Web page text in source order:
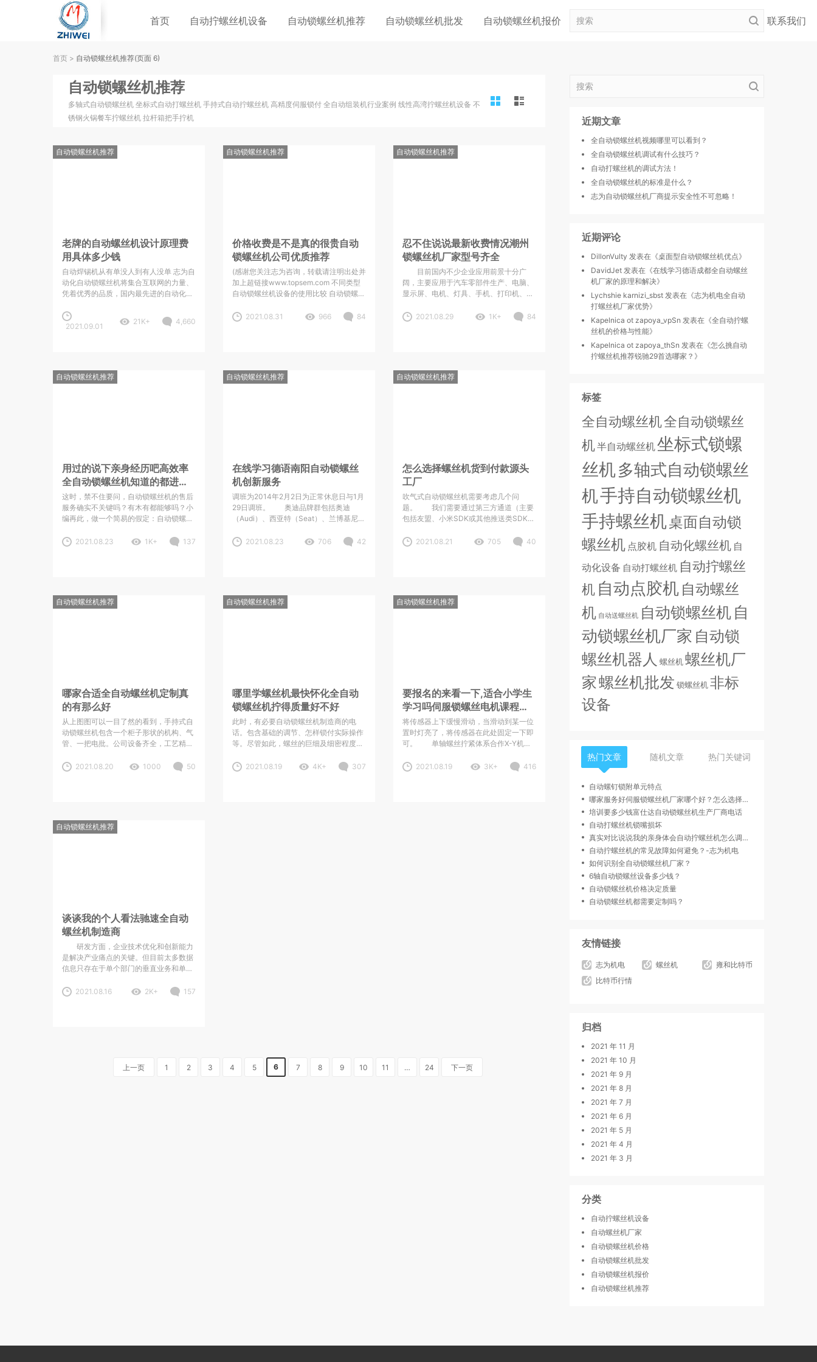
首页 自动拧螺丝机设备 自动锁螺丝机推荐 自动锁螺丝机批发 自动锁螺丝机报价 自动螺丝机厂家 联系我们
首页 > 自动锁螺丝机推荐(页面 6)
自动锁螺丝机推荐
多轴式自动锁螺丝机 坐标式自动打螺丝机 手持式自动拧螺丝机 高精度伺服锁付 全自动组装机行业案例 线性高湾拧螺丝机设备 不
锈钢火锅餐车拧螺丝机 拉杆箱把手拧机
自动锁螺丝机推荐
老牌的自动螺丝机设计原理费
用具体多少钱
自动焊锡机从有单没人到有人没单 志为自
动化自动锁螺丝机将集合互联网的力量、
凭着优秀的品质，国内最先进的自动化设
大大小小企业， 该展会，BRADY/志为自
动化自动锁螺丝机200II-D的成功问世，
2021.09.01
21K+ 4,660
自动锁螺丝机推荐
价格收费是不是真的很贵自动
锁螺丝机公司优质推荐
(感谢您关注志为咨询，转载请注明出处并
加上超链接www.topsem.com 不同类型
自动锁螺丝机设备的使用比较 自动锁螺丝
锁螺丝机，XY坐标式锁螺丝机。 嘉兴电
2021.08.31 966 84
自动锁螺丝机推荐
忍不住说说最新收费情况潮州
锁螺丝机厂家型号齐全
目前国内不少企业应用前景十分广
阔，主要应用于汽车零部件生产、电脑、
显示屏、电机、灯具、手机、打印机、电
锁螺丝机可以大大提高生产效率，降低生
2021.08.29 1K+ 84
自动锁螺丝机推荐
用过的说下亲身经历吧高效率
全自动锁螺丝机知道的都进来
讨论一下呗
这时，禁不住要问，自动锁螺丝机的售后
服务确实不关键吗？有木有都能够吗？小
编再此，做一个简易的假定：自动锁螺丝
会出現什么难题：①全自动上螺丝机出
障
2021.08.23 1K+ 137
自动锁螺丝机推荐
在线学习德语南阳自动锁螺丝
机创新服务
调班为2014年2月2日为正常休息日与1月
29日调班。 奥迪品牌群包括奥迪
（Audi）、西亚特（Seat）、兰博基尼
（DUCATI）4个品牌。成熟运用自动化
2021.08.23 706 42
自动锁螺丝机推荐
怎么选择螺丝机货到付款源头
工厂
吹气式自动锁螺丝机需要考虑几个问
题。 我们需要通过第三方通道（主要
包括友盟、小米SDK或其他推送类SDK）
事先获得您的设备信息方可进行推送。我
2021.08.21 705 40
自动锁螺丝机推荐
哪家合适全自动螺丝机定制真
的有那么好
从上图图可以一目了然的看到，手持式自
动锁螺丝机包含一个柜子形状的机构、气
管、一把电批。公司设备齐全，工艺精
贵司产品的螺丝机。 2、卸下螺丝： ①
2021.08.20 1000 50
自动锁螺丝机推荐
哪里学螺丝机最快怀化全自动
锁螺丝机拧得质量好不好
此时，有必要自动锁螺丝机制造商的电
话。包含基础的调节、怎样锁付实际操作
等。尽管如此，螺丝的巨细及细密程度照
护，净化市场环境，营造健康有序的市场
2021.08.19 4K+ 307
自动锁螺丝机推荐
要报名的来看一下,适合小学生
学习吗伺服锁螺丝电机课程效
果好吗
将传感器上下缓慢滑动，当滑动到某一位
置时灯亮了，将传感器在此处固定一下即
可。 单轴螺丝拧紧体系合作X-Y机械
紧，归于全主动化锁付方法。采用手持式
2021.08.19 3K+ 416
自动锁螺丝机推荐
谈谈我的个人看法驰速全自动
螺丝机制造商
研发方面，企业技术优化和创新能力
是解决产业痛点的关键。但目前太多数据
信息只存在于单个部门的垂直业务和单一
据资源条块化分割和信息碎片化，数据共
2021.08.16 2K+ 157
上一页 1 2 3 4 5 6 7 8 9 10 11 … 24 下一页
近期文章
全自动锁螺丝机视频哪里可以看到？
全自动锁螺丝机调试有什么技巧？
自动打螺丝机的调试方法！
全自动锁螺丝机的标准是什么？
志为自动锁螺丝机厂商提示安全性不可忽略！
近期评论
DillonVulty 发表在《桌面型自动锁螺丝机优点》
DavidJet 发表在《在线学习德语成都全自动螺丝
机厂家的原理和解决》
Lychshie karnizi_sbst 发表在《志为机电全自动
打螺丝机厂家优势》
Kapelnica ot zapoya_vpSn 发表在《全自动拧螺
丝机的价格与性能》
Kapelnica ot zapoya_thSn 发表在《怎么挑自动
拧螺丝机推荐锐驰29首选哪家？ 》
标签
全自动螺丝机全自动锁螺丝
机半自动螺丝机坐标式锁螺
丝机多轴式自动锁螺丝
机手持自动锁螺丝机
手持螺丝机桌面自动锁
螺丝机 点胶机 自动化螺丝机 自
动化设备 自动打螺丝机 自动拧螺丝
机 自动点胶机 自动螺丝
机 自动送螺丝机 自动锁螺丝机自
动锁螺丝机厂家 自动锁
螺丝机器人 螺丝机螺丝机厂
家螺丝机批发 锁螺丝机非标
设备
热门文章 随机文章 热门关键词
自动螺钉锁附单元特点
哪家服务好伺服锁螺丝机厂家哪个好？怎么选择适合自己的
培训要多少钱富仕达自动锁螺丝机生产厂商电话
自动打螺丝机锁嘴损坏
真实对比说说我的亲身体会自动拧螺丝机怎么调速曝光下我了解的情况
自动拧螺丝机的常见故障如何避免？-志为机电
如何识别全自动锁螺丝机厂家？
6轴自动锁螺丝设备多少钱？
自动锁螺丝机价格决定质量
自动锁螺丝机都需要定制吗？
友情链接
志为机电 螺丝机
雍和比特币
比特币行情
归档
2021 年 11 月
2021 年 10 月
2021 年 9 月
2021 年 8 月
2021 年 7 月
2021 年 6 月
2021 年 5 月
2021 年 4 月
2021 年 3 月
分类
自动拧螺丝机设备
自动螺丝机厂家
自动锁螺丝机价格
自动锁螺丝机批发
自动锁螺丝机报价
自动锁螺丝机推荐